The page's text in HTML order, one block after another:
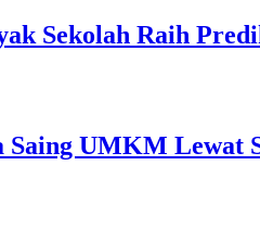
Sekolah Raih
Saing UMKM Lewat